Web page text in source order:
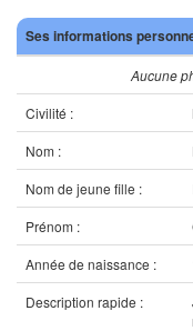
Ses informations
Aucune
Civilité :
Nom :
Nom de jeune fille :
Prénom :
Année de naissance :
Description rapide :